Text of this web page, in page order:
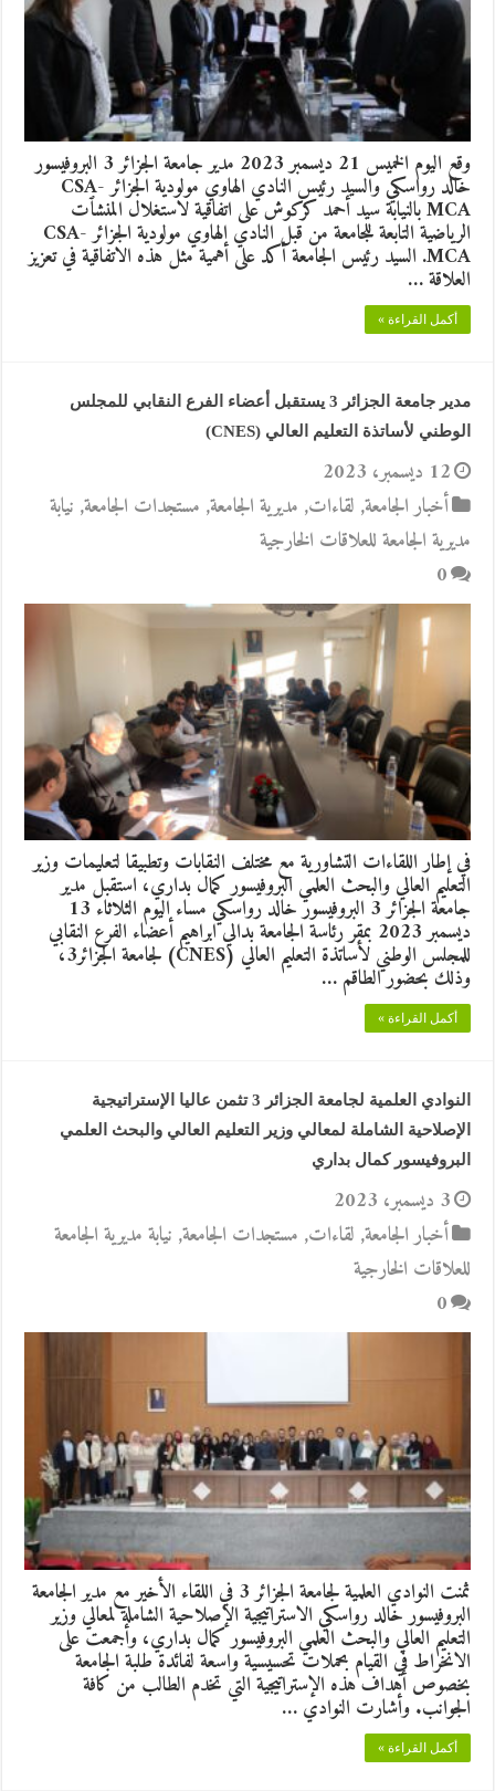
وقع اليوم الخميس 21 ديسمبر 2023 مدير جامعة الجزائر 3 البروفيسور
خالد رواسكي والسيد رئيس النادي الهاوي مولودية الجزائر CSA-
MCA بالنيابة سيد أحمد كركوش على اتفاقية لاستغلال المنشٱت
الرياضية التابعة للجامعة من قبل النادي الهاوي مولودية الجزائر CSA-
MCA. السيد رئيس الجامعة أكد على أهمية مثل هذه الاتفاقية في تعزيز
العلاقة …
أكمل القراءة »
مدير جامعة الجزائر 3 يستقبل أعضاء الفرع النقابي للمجلس
الوطني لأساتذة التعليم العالي (CNES)
12 ديسمبر، 2023
أخبار الجامعة, لقاءات, مديرية الجامعة, مستجدات الجامعة, نيابة
مديرية الجامعة للعلاقات الخارجية
0
في إطار اللقاءات التشاورية مع مختلف النقابات وتطبيقا لتعليمات وزير
التعليم العالي والبحث العلمي البروفيسور كمال بداري، استقبل مدير
جامعة الجزائر 3 البروفيسور خالد رواسكي مساء اليوم الثلاثاء 13
ديسمبر 2023 بمقر رئاسة الجامعة بدالي ابراهيم أعضاء الفرع النقابي
للمجلس الوطني لأساتذة التعليم العالي (CNES) لجامعة الجزائر3،
وذلك بحضور الطاقم …
أكمل القراءة »
النوادي العلمية لجامعة الجزائر 3 تثمن عاليا الإستراتيجية
الإصلاحية الشاملة لمعالي وزير التعليم العالي والبحث العلمي
البروفيسور كمال بداري
3 ديسمبر، 2023
أخبار الجامعة, لقاءات, مستجدات الجامعة, نيابة مديرية الجامعة
للعلاقات الخارجية
0
ثمنت النوادي العلمية لجامعة الجزائر 3 في اللقاء الأخير مع مدير الجامعة
البروفيسور خالد رواسكي الاستراتيجية الإصلاحية الشاملة لمعالي وزير
التعليم العالي والبحث العلمي البروفيسور كمال بداري، وأجمعت على
الانخراط في القيام بحملات تحسيسية واسعة لفائدة طلبة الجامعة
بخصوص أهداف هذه الإستراتيجية التي تخدم الطالب من كافة
الجوانب. وأشارت النوادي …
أكمل القراءة »